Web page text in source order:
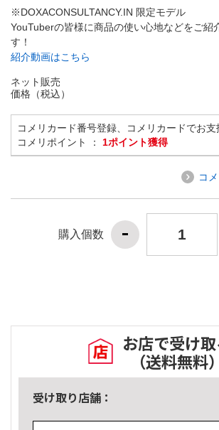
※DOXACONSULTANCY.IN 限定モデル
YouTuberの皆様に商品の使い心地などをご紹
す！
紹介動画はこちら
ネット販売
価格（税込）
コメリカード番号登録、コメリカードでお支
コメリポイント ： 1ポイント獲得
コ
購入個数
お店で受け
（送料無料）
受け取り店舗：